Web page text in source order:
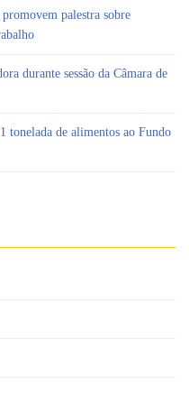
palestra sobre
durante sessão da Câmara de
tonelada de alimentos ao Fundo